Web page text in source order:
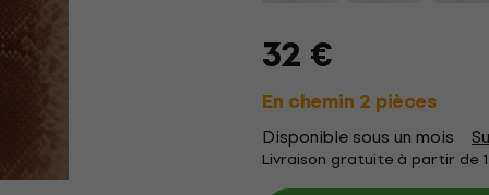
32 €
En chemin 2 pièces
Disponible sous un mois
Livraison gratuite à partir de